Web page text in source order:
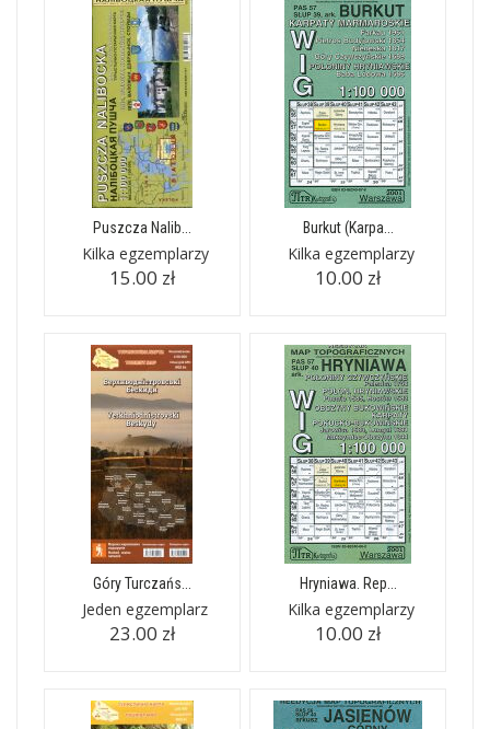
Puszcza Nalib...
Kilka egzemplarzy
15.00 zł
Burkut (Karpa...
Kilka egzemplarzy
10.00 zł
Góry Turczańs...
Jeden egzemplarz
23.00 zł
Hryniawa. Rep...
Kilka egzemplarzy
10.00 zł